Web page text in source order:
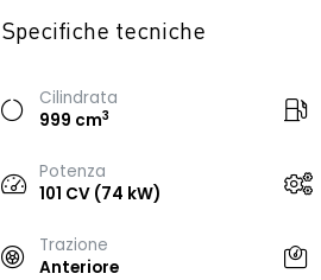
Specifiche tecniche
Cilindrata
999 cm3
Potenza
101 CV (74 kW)
Trazione
Anteriore